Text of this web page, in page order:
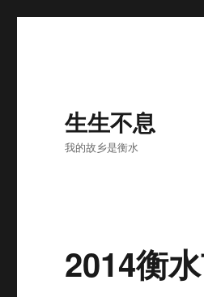
生生不息
我的故乡是衡水
2014衡